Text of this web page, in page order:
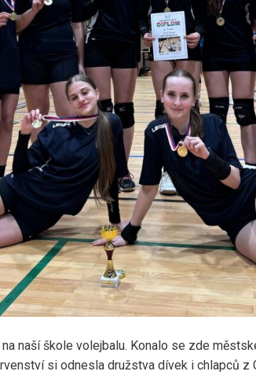
naší škole volejbalu. Konalo se zde
si odnesla družstva dívek i chlapců z